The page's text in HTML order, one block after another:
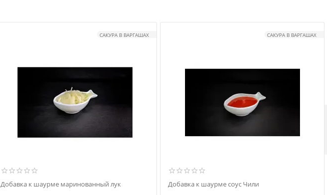
САКУРА В ВАРГАШАХ
Добавка к шаурме маринованный лук
САКУРА В ВАРГАШАХ
Добавка к шаурме соус Чили